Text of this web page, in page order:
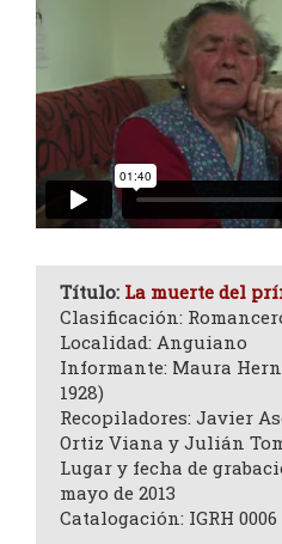
Título: La muerte del
Clasificación:
Localidad: Anguiano
Informante: Maura
1928)
Recopiladores: Javier
Ortiz Viana y Julián
Lugar y fecha de
mayo de 2013
Catalogación: IGRH 0006